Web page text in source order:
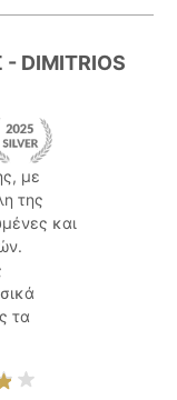
DIMITRIOS
με
της
και
τα